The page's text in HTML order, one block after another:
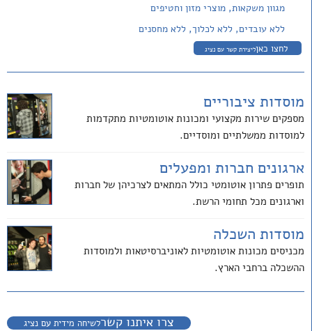
מגוון משקאות, מוצרי מזון וחטיפים
ללא עובדים, ללא לכלוך, ללא מחסנים
לחצו כאןליצירת קשר עם נציג
מוסדות ציבוריים
מספקים שירות מקצועי ומכונות אוטומטיות מתקדמות
למוסדות ממשלתיים ומוסדיים.
ארגונים חברות ומפעלים
תופרים פתרון אוטומטי כולל המתאים לצרכיהן של חברות
וארגונים מכל תחומי הרשת.
מוסדות השכלה
מכניסים מכונות אוטומטיות לאוניברסיטאות ולמוסדות
ההשכלה ברחבי הארץ.
צרו איתנו קשרלשיחה מידית עם נציג